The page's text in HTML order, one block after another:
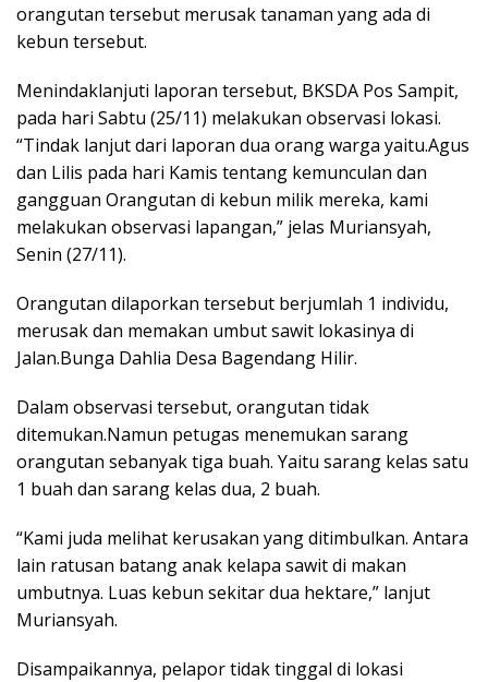
orangutan tersebut merusak tanaman yang ada di
kebun tersebut.
Menindaklanjuti laporan tersebut, BKSDA Pos Sampit,
pada hari Sabtu (25/11) melakukan observasi lokasi.
“Tindak lanjut dari laporan dua orang warga yaitu.Agus
dan Lilis pada hari Kamis tentang kemunculan dan
gangguan Orangutan di kebun milik mereka, kami
melakukan observasi lapangan,” jelas Muriansyah,
Senin (27/11).
Orangutan dilaporkan tersebut berjumlah 1 individu,
merusak dan memakan umbut sawit lokasinya di
Jalan.Bunga Dahlia Desa Bagendang Hilir.
Dalam observasi tersebut, orangutan tidak
ditemukan.Namun petugas menemukan sarang
orangutan sebanyak tiga buah. Yaitu sarang kelas satu
1 buah dan sarang kelas dua, 2 buah.
“Kami juda melihat kerusakan yang ditimbulkan. Antara
lain ratusan batang anak kelapa sawit di makan
umbutnya. Luas kebun sekitar dua hektare,” lanjut
Muriansyah.
Disampaikannya, pelapor tidak tinggal di lokasi